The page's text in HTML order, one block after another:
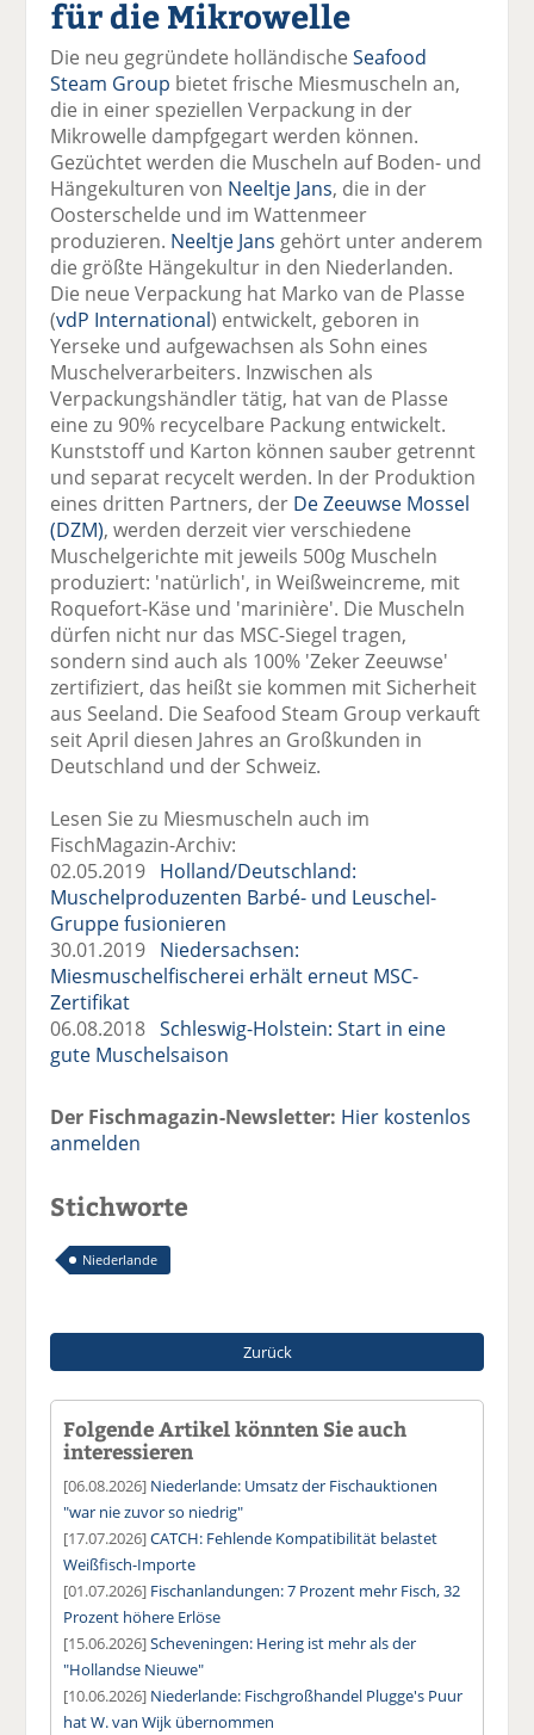
uf
F
ac
e
b
o
o
k
te
il
e
n
wi
tt
er
n
uf
Li
n
k
e
di
te
il
e
n
E
l
se
n
d
für die Mikrowelle
Die neu gegründete holländischeSeafood
Steam Group bietet frische Miesmuscheln an,
die in einer speziellen Verpackung in der
Mikrowelle dampfgegart werden können.
Gezüchtet werden die Muscheln auf Boden- und
Hängekulturen von Neeltje Jans, die in der
Oosterschelde und im Wattenmeer
produzieren. Neeltje Jans gehört unter anderem
die größte Hängekultur in den Niederlanden.
Die neue Verpackung hat Marko van de Plasse
(vdP International) entwickelt, geboren in
Yerseke und aufgewachsen als Sohn eines
Muschelverarbeiters. Inzwischen als
Verpackungshändler tätig, hat van de Plasse
eine zu 90% recycelbare Packung entwickelt.
Kunststoff und Karton können sauber getrennt
und separat recycelt werden. In der Produktion
eines dritten Partners, der De Zeeuwse Mossel
(DZM), werden derzeit vier verschiedene
Muschelgerichte mit jeweils 500g Muscheln
produziert: 'natürlich', in Weißweincreme, mit
Roquefort-Käse und 'marinière'. Die Muscheln
dürfen nicht nur das MSC-Siegel tragen,
sondern sind auch als 100% 'Zeker Zeeuwse'
zertifiziert, das heißt sie kommen mit Sicherheit
aus Seeland. Die Seafood Steam Group verkauft
seit April diesen Jahres an Großkunden in
Deutschland und der Schweiz.
Lesen Sie zu Miesmuscheln auch im
FischMagazin-Archiv:
02.05.2019 Holland/Deutschland:
Muschelproduzenten Barbé- und Leuschel-
Gruppe fusionieren
30.01.2019 Niedersachsen:
Miesmuschelfischerei erhält erneut MSC-
Zertifikat
06.08.2018Schleswig-Holstein: Start in eine
gute Muschelsaison
Der Fischmagazin-Newsletter: Hier kostenlos
anmelden
Stichworte
Niederlande
Zurück
Folgende Artikel könnten Sie auch
interessieren
[06.08.2026] Niederlande: Umsatz der Fischauktionen
"war nie zuvor so niedrig"
[17.07.2026]CATCH: Fehlende Kompatibilität belastet
Weißfisch-Importe
[01.07.2026] Fischanlandungen: 7 Prozent mehr Fisch, 32
Prozent höhere Erlöse
[15.06.2026]Scheveningen: Hering ist mehr als der
"Hollandse Nieuwe"
[10.06.2026] Niederlande: Fischgroßhandel Plugge's Puur
hat W. van Wijk übernommen